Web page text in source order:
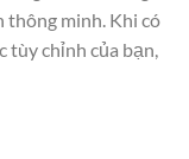
minh. Khi có
chỉnh của bạn,